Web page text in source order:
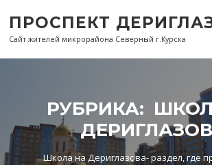
содержанию
ПРОСПЕКТ
Сайт жителей микрорайона Северный г.Курска
РУБРИКА:
Школа на Дериглазова- раздел, где